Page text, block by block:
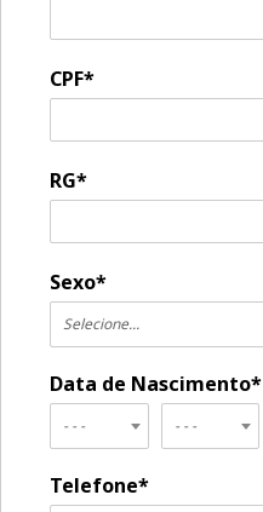
CPF*
RG*
Sexo*
Selecione...
Data de Nascimento*
- - - - - -
Telefone*